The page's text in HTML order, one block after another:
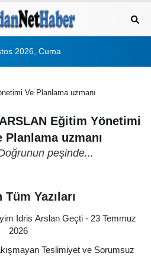
2026, Cuma
Ve Planlama uzmanı
Eğitim Yönetimi
Planlama uzmanı
peşinde...
Tüm Yazıları
İdris Arslan Geçti - 23 Temmuz
2026
Teslimiyet ve Sorumsuz